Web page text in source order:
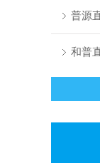
普源
和普